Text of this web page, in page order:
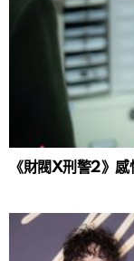
《財閥X刑警2》